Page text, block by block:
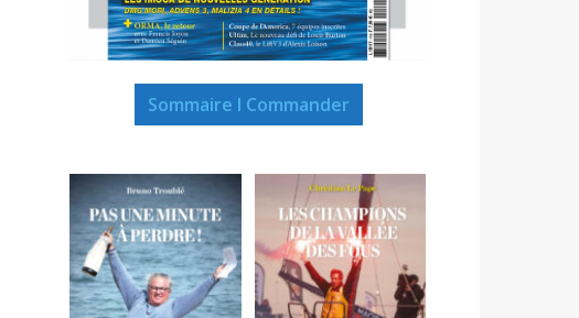
Sommaire I Commander